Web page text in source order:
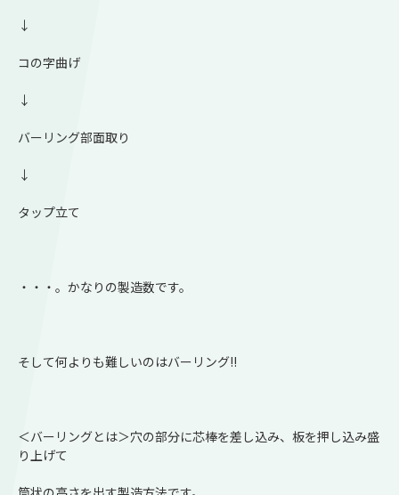
↓
コの字曲げ
↓
バーリング部面取り
↓
タップ立て
・・・。かなりの製造数です。
そして何よりも難しいのはバーリング!!
＜バーリングとは＞穴の部分に芯棒を差し込み、板を押し込み盛
り上げて